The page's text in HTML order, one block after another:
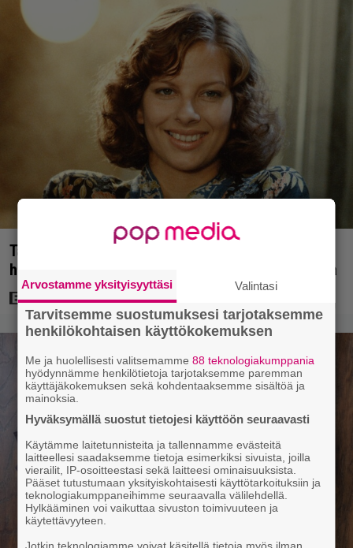
Tänän tv:ssä: Esko Salminen ja Satu Silvo tekevät
hienot pääroolit vuoden 1984 menestyselokuvassa
Arvostamme yksityisyyttäsi Valintasi
Tarvitsemme suostumuksesi tarjotaksemme
henkilökohtaisen käyttökokemuksen
Me ja huolellisesti valitsemamme88 teknologiakumppania
hyödynnämme henkilötietoja tarjotaksemme paremman
käyttäjäkokemuksen sekä kohdentaaksemme sisältöä ja
mainoksia.
Hyväksymällä suostut tietojesi käyttöön seuraavasti
Käytämme laitetunnisteita ja tallennamme evästeitä
laitteellesi saadaksemme tietoja esimerkiksi sivuista, joilla
vierailit, IP-osoitteestasi sekä laitteesi ominaisuuksista.
Pääset tutustumaan yksityiskohtaisesti käyttötarkoituksiin ja
teknologiakumppaneihimme seuraavalla välilehdellä.
Hylkääminen voi vaikuttaa sivuston toimivuuteen ja
käytettävyyteen.
Jotkin teknologiamme voivat käsitellä tietoja myös ilman